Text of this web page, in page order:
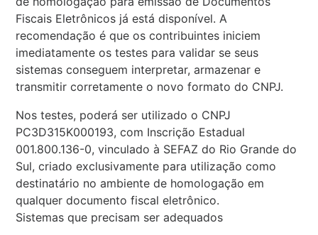
Fiscais Eletrônicos já está disponível. A
recomendação é que os contribuintes iniciem
imediatamente os testes para validar se seus
sistemas conseguem interpretar, armazenar e
transmitir corretamente o novo formato do CNPJ.
Nos testes, poderá ser utilizado o CNPJ
PC3D315K000193, com Inscrição Estadual
001.800.136-0, vinculado à SEFAZ do Rio Grande do
Sul, criado exclusivamente para utilização como
destinatário no ambiente de homologação em
qualquer documento fiscal eletrônico.
Sistemas que precisam ser adequados